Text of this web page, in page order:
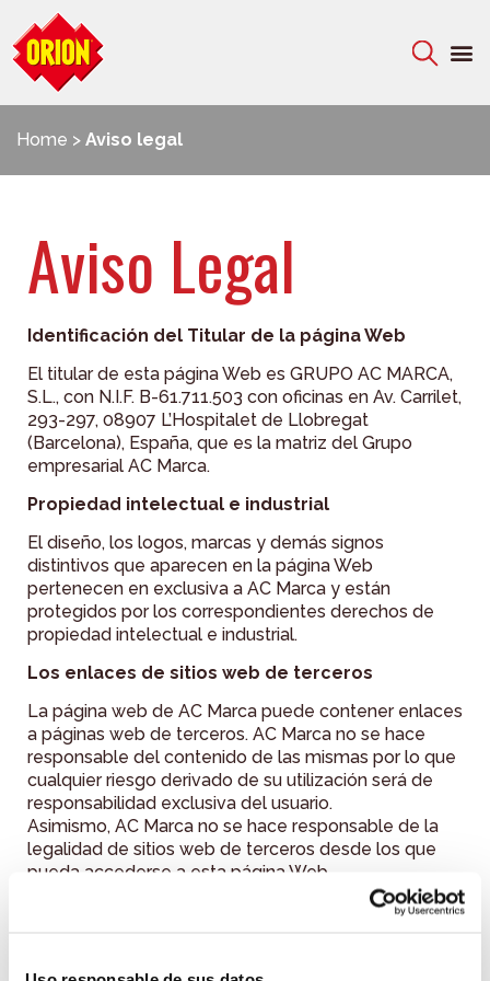
Home > Aviso legal
Aviso Legal
Identificación del Titular de la página Web
El titular de esta página Web es GRUPO AC MARCA,
S.L., con N.I.F. B-61.711.503 con oficinas en Av. Carrilet,
293-297, 08907 L’Hospitalet de Llobregat
(Barcelona), España, que es la matriz del Grupo
empresarial AC Marca.
Propiedad intelectual e industrial
El diseño, los logos, marcas y demás signos
distintivos que aparecen en la página Web
pertenecen en exclusiva a AC Marca y están
protegidos por los correspondientes derechos de
propiedad intelectual e industrial.
Los enlaces de sitios web de terceros
La página web de AC Marca puede contener enlaces
a páginas web de terceros. AC Marca no se hace
responsable del contenido de las mismas por lo que
cualquier riesgo derivado de su utilización será de
responsabilidad exclusiva del usuario.
Asimismo, AC Marca no se hace responsable de la
legalidad de sitios web de terceros desde los que
pueda accederse a esta página Web.
reserva el derecho a realizar, sin previo aviso,